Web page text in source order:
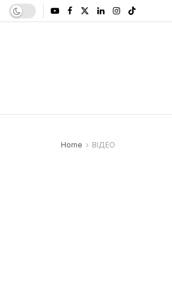
Home ВІДЕО